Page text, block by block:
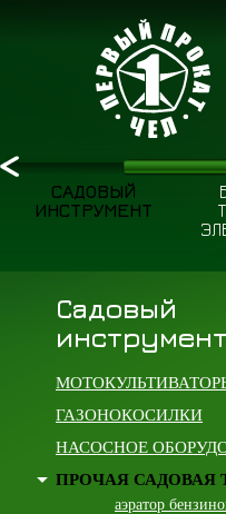
САДОВЫЙ
ИНСТРУМЕНТ
Садовый
инструмент
ГАЗОНОКОСИЛКИ
НАСОСНОЕ
ПРОЧАЯ САДОВАЯ
аэратор